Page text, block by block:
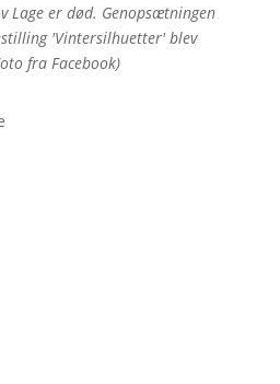
Lage er død. Genopsætningen
'Vintersilhuetter' blev
fra Facebook)